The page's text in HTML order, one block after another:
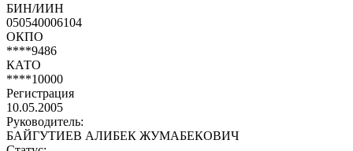
БИН/ИИН
050540006104
ОКПО
****9486
КАТО
****10000
Регистрация
10.05.2005
Руководитель:
БАЙГУТИЕВ АЛИБЕК ЖУМАБЕКОВИЧ